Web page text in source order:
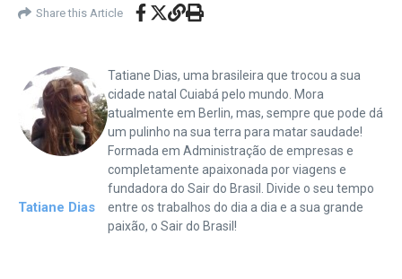
Share this Article
Tatiane Dias
Tatiane Dias, uma brasileira que trocou a sua
cidade natal Cuiabá pelo mundo. Mora
atualmente em Berlin, mas, sempre que pode dá
um pulinho na sua terra para matar saudade!
Formada em Administração de empresas e
completamente apaixonada por viagens e
fundadora do Sair do Brasil. Divide o seu tempo
entre os trabalhos do dia a dia e a sua grande
paixão, o Sair do Brasil!